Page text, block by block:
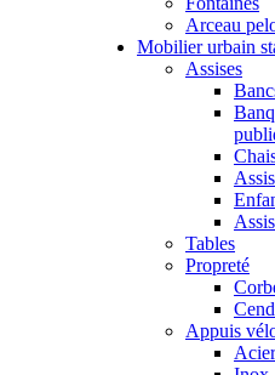
Arceau
Mobilier urbain
Assises
Tables
Propreté
Appuis
Acier